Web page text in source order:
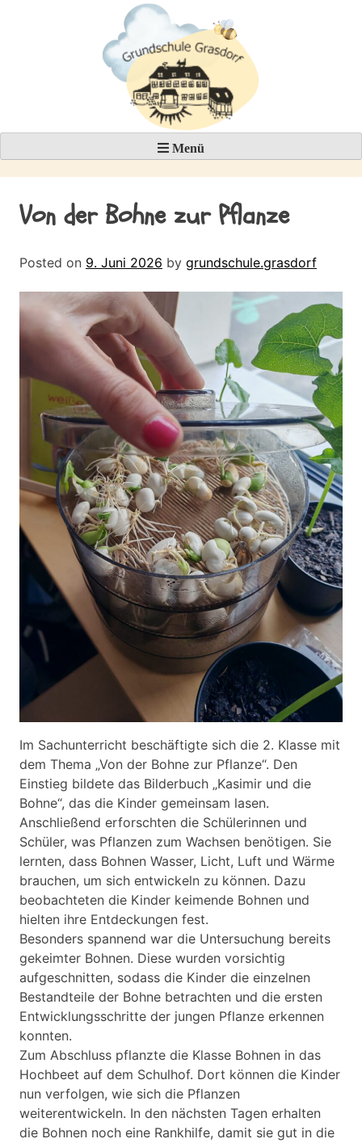
Menü
Von der Bohne zur Pflanze
Posted on 9. Juni 2026 by grundschule.grasdorf
Im Sachunterricht beschäftigte sich die 2. Klasse mit
dem Thema „Von der Bohne zur Pflanze“. Den
Einstieg bildete das Bilderbuch „Kasimir und die
Bohne“, das die Kinder gemeinsam lasen.
Anschließend erforschten die Schülerinnen und
Schüler, was Pflanzen zum Wachsen benötigen. Sie
lernten, dass Bohnen Wasser, Licht, Luft und Wärme
brauchen, um sich entwickeln zu können. Dazu
beobachteten die Kinder keimende Bohnen und
hielten ihre Entdeckungen fest.
Besonders spannend war die Untersuchung bereits
gekeimter Bohnen. Diese wurden vorsichtig
aufgeschnitten, sodass die Kinder die einzelnen
Bestandteile der Bohne betrachten und die ersten
Entwicklungsschritte der jungen Pflanze erkennen
konnten.
Zum Abschluss pflanzte die Klasse Bohnen in das
Hochbeet auf dem Schulhof. Dort können die Kinder
nun verfolgen, wie sich die Pflanzen
weiterentwickeln. In den nächsten Tagen erhalten
die Bohnen noch eine Rankhilfe, damit sie gut in die